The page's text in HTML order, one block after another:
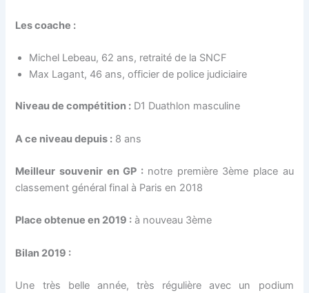
Les coache :
Michel Lebeau, 62 ans, retraité de la SNCF
Max Lagant, 46 ans, officier de police judiciaire
Niveau de compétition : D1 Duathlon masculine
A ce niveau depuis : 8 ans
Meilleur souvenir en GP :notre première 3ème place au
classement général final à Paris en 2018
Place obtenue en 2019 : à nouveau 3ème
Bilan 2019 :
Une très belle année, très régulière avec un podium